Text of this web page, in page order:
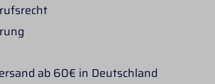
ab 60€ in Deutschland